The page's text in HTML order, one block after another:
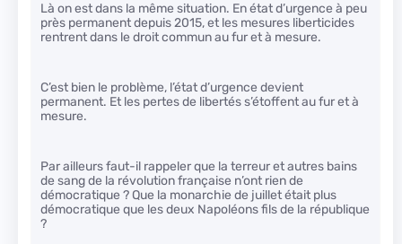
Là on est dans la même situation. En état d’urgence à peu
près permanent depuis 2015, et les mesures liberticides
rentrent dans le droit commun au fur et à mesure.
C’est bien le problème, l’état d’urgence devient
permanent. Et les pertes de libertés s’étoffent au fur et à
mesure.
Par ailleurs faut-il rappeler que la terreur et autres bains
de sang de la révolution française n’ont rien de
démocratique ? Que la monarchie de juillet était plus
démocratique que les deux Napoléons fils de la république
?